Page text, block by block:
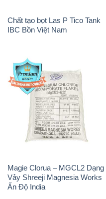
Magie Clorua – MGCL2 Dạng
Vảy Shreeji Magnesia Works
Ấn Độ India